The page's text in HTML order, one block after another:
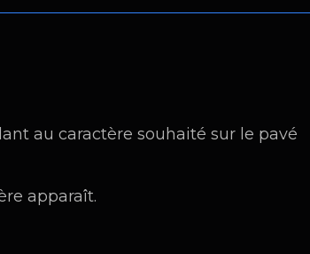
au caractère souhaité sur le pavé
apparaît.